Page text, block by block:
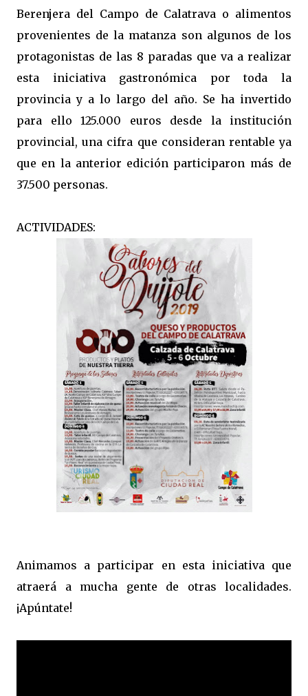
Berenjera del Campo de Calatrava o alimentos
provenientes de la matanza son algunos de los
protagonistas de las 8 paradas que va a realizar
esta iniciativa gastronómica por toda la
provincia y a lo largo del año. Se ha invertido
para ello 125.000 euros desde la institución
provincial, una cifra que consideran rentable ya
que en la anterior edición participaron más de
37.500 personas.
ACTIVIDADES:
Animamos a participar en esta iniciativa que
atraerá a mucha gente de otras localidades.
¡Apúntate!